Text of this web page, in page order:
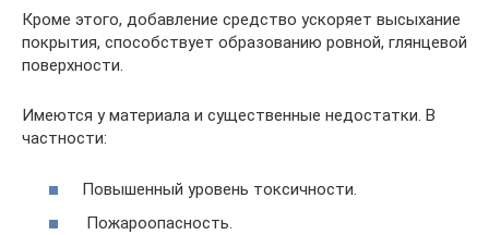
Кроме этого, добавление средство ускоряет высыхание
покрытия, способствует образованию ровной, глянцевой
поверхности.
Имеются у материала и существенные недостатки. В
частности:
Повышенный уровень токсичности.
Пожароопасность.